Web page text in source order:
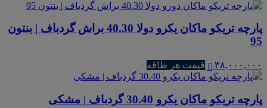
پارچه تریکو ماکان یکرو دولا 40.30 براش گردباف | بنتون
95
۳۸,۰۰۰,۰۰۰ قیمت هر طاقه
پارچه تریکو ماکان یکرو 30.40 گردباف | مشکی